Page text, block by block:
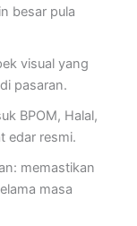
besar pula
visual yang
pasaran.
BPOM, Halal,
edar resmi.
memastikan
masa